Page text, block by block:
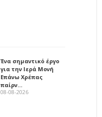
Ένα σημαντικό έργο
για την Ιερά Μονή
Επάνω Χρέπας
παίρν…
08-08-2026